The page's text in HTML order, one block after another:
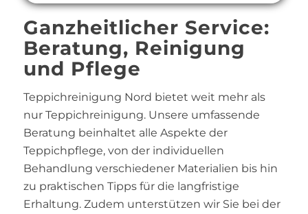
Ganzheitlicher Service:
Beratung, Reinigung
und Pflege
Teppichreinigung Nord bietet weit mehr als
nur Teppichreinigung. Unsere umfassende
Beratung beinhaltet alle Aspekte der
Teppichpflege, von der individuellen
Behandlung verschiedener Materialien bis hin
zu praktischen Tipps für die langfristige
Erhaltung. Zudem unterstützen wir Sie bei der